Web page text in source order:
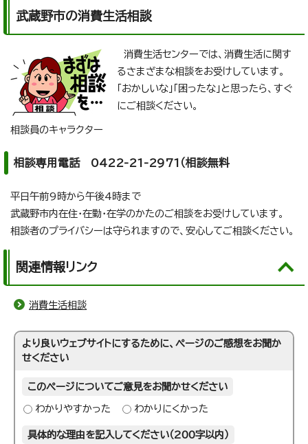
武蔵野市の消費生活相談
相談員のキャラクター
消費生活センターでは、消費生活に関す
るさまざまな相談をお受けしています。
「おかしいな」「困ったな」と思ったら、すぐ
にご相談ください。
相談専用電話 0422-21-2971（相談無料
平日午前9時から午後4時まで
武蔵野市内在住・在勤・在学のかたのご相談をお受けしています。
相談者のプライバシーは守られますので、安心してご相談ください。
関連情報リンク
消費生活相談
より良いウェブサイトにするために、ページのご感想をお聞か
せください
このページについてご意見をお聞かせください
わかりやすかった わかりにくかった
具体的な理由を記入してください（200字以内）